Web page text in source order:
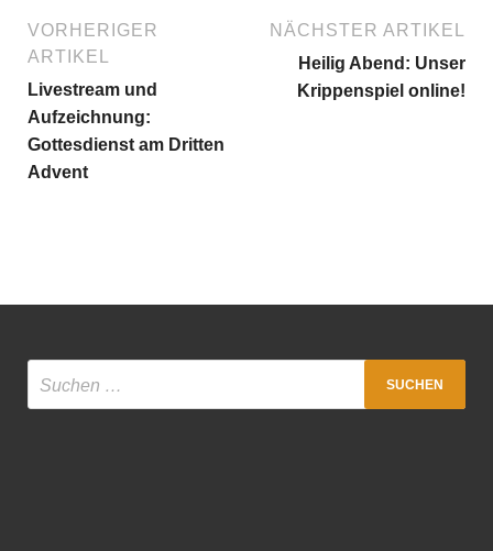
VORHERIGER
ARTIKEL
Livestream und
Aufzeichnung:
Gottesdienst am Dritten
Advent
NÄCHSTER ARTIKEL
Heilig Abend: Unser
Krippenspiel online!